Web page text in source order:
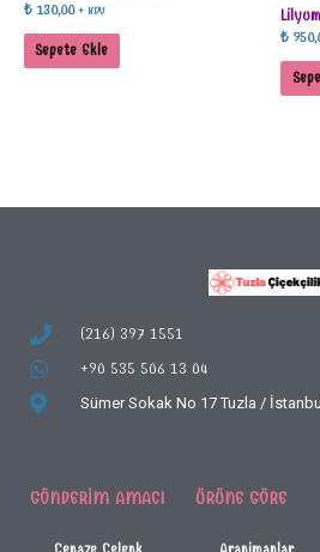
₺130,00 + KDV
Sepete Ekle
₺
(216) 397 1551
+90 535 506 13 04
Sümer Sokak No 17 Tuzla / İstanbul
GÖNDERIM AMACI ÜRÜNE GÖRE